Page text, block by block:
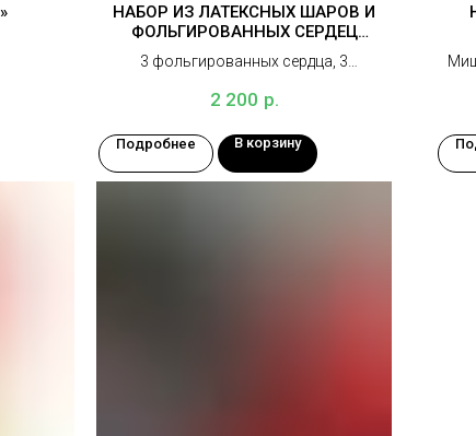
НАБОР ИЗ ЛАТЕКСНЫХ ШАРОВ И
ФОЛЬГИРОВАННЫХ СЕРДЕЦ
3 фольгированных сердца, 3
латексных шаров, грузик
2 200 р.
Подробнее В корзину